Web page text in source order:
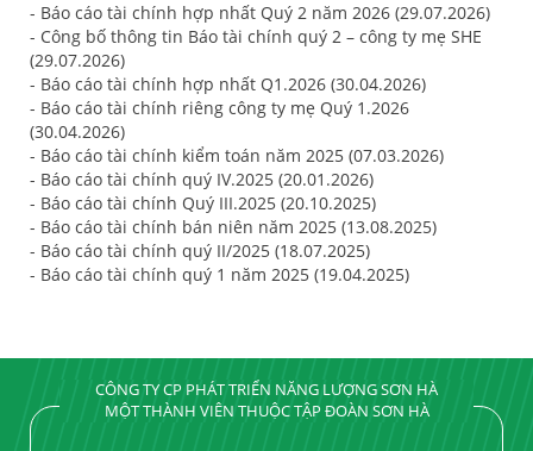
- Báo cáo tài chính hợp nhất Quý 2 năm 2026 (29.07.2026)
- Công bố thông tin Báo tài chính quý 2 – công ty mẹ SHE
(29.07.2026)
- Báo cáo tài chính hợp nhất Q1.2026 (30.04.2026)
- Báo cáo tài chính riêng công ty mẹ Quý 1.2026
(30.04.2026)
- Báo cáo tài chính kiểm toán năm 2025 (07.03.2026)
- Báo cáo tài chính quý IV.2025 (20.01.2026)
- Báo cáo tài chính Quý III.2025 (20.10.2025)
- Báo cáo tài chính bán niên năm 2025 (13.08.2025)
- Báo cáo tài chính quý II/2025 (18.07.2025)
- Báo cáo tài chính quý 1 năm 2025 (19.04.2025)
CÔNG TY CP PHÁT TRIỂN NĂNG LƯỢNG SƠN HÀ
MỘT THÀNH VIÊN THUỘC TẬP ĐOÀN SƠN HÀ